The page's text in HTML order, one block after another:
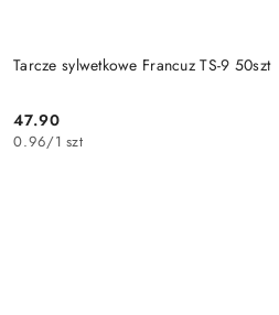
Tarcze sylwetkowe Francuz TS-9 50szt
Cena:
47.90
0.96/1 szt